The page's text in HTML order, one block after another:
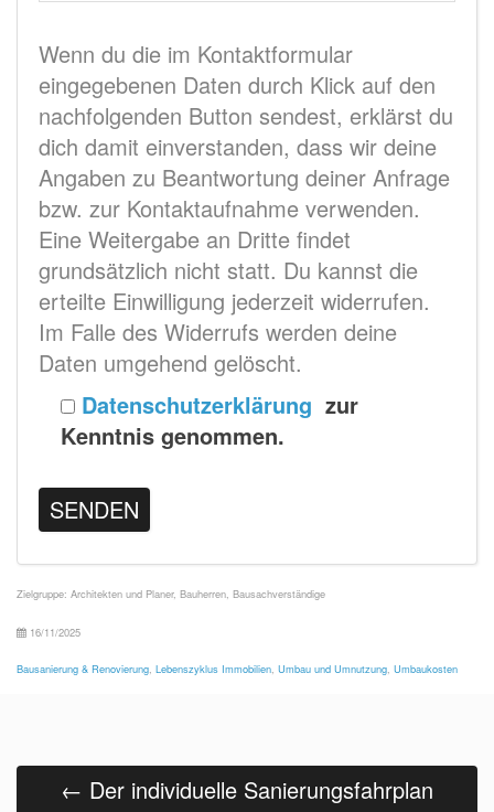
Wenn du die im Kontaktformular
eingegebenen Daten durch Klick auf den
nachfolgenden Button sendest, erklärst du
dich damit einverstanden, dass wir deine
Angaben zu Beantwortung deiner Anfrage
bzw. zur Kontaktaufnahme verwenden.
Eine Weitergabe an Dritte findet
grundsätzlich nicht statt. Du kannst die
erteilte Einwilligung jederzeit widerrufen.
Im Falle des Widerrufs werden deine
Daten umgehend gelöscht.
Datenschutzerklärung zur
Kenntnis genommen.
Zielgruppe: Architekten und Planer, Bauherren, Bausachverständige
16/11/2025
Bausanierung & Renovierung, Lebenszyklus Immobilien, Umbau und Umnutzung, Umbaukosten
Navigation
← Der individuelle Sanierungsfahrplan